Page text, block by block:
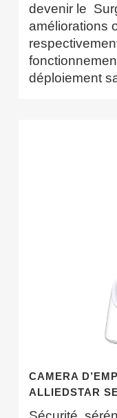
devenir le
améliorations
déploiement
CAMERA
ALLIEDSTAR